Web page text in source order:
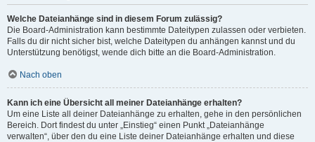
Welche Dateianhänge sind in diesem Forum zulässig?
Die Board-Administration kann bestimmte Dateitypen zulassen oder verbieten.
Falls du dir nicht sicher bist, welche Dateitypen du anhängen kannst und du
Unterstützung benötigst, wende dich bitte an die Board-Administration.
Nach oben
Kann ich eine Übersicht all meiner Dateianhänge erhalten?
Um eine Liste all deiner Dateianhänge zu erhalten, gehe in den persönlichen
Bereich. Dort findest du unter „Einstieg“ einen Punkt „Dateianhänge
verwalten“, über den du eine Liste deiner Dateianhänge erhalten und diese